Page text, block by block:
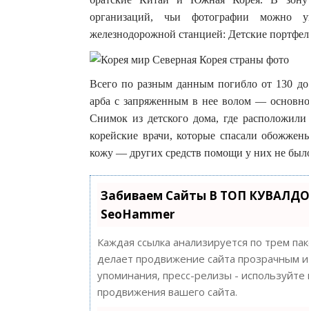
организаций, чьи фотографии можно
железнодорожной станцией: Детские
Всего по разным данным погибло от 130
арба с запряженным в нее волом —
Снимок из детского дома, где
корейские врачи, которые спасали
кожу — других средств помощи у них не
Забиваем Сайты В ТОП
SeoHammer
Каждая ссылка анализируется по трем
делает продвижение сайта прозрачным
упоминания, пресс-релизы -
продвижения вашего сайта.